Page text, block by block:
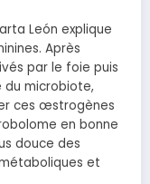
León explique
Après
par le foie puis
du microbiote,
ces œstrogènes
en bonne
douce des
et